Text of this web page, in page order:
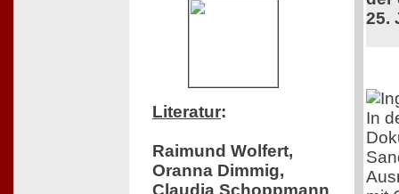
Literatur:
Raimund Wolfert,
Oranna Dimmig,
Claudia Schoppmann
25.
In